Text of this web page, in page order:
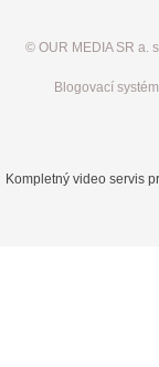
© OUR MEDIA SR a.
Blogovací
Kompletný video servis